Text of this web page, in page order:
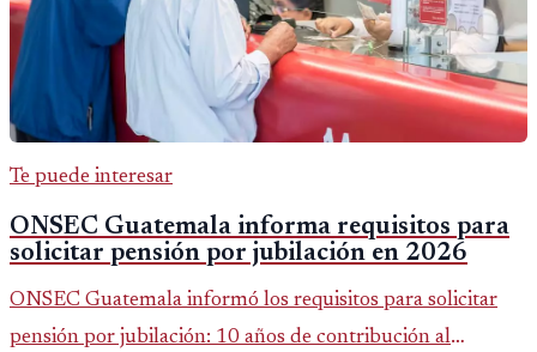
Te puede interesar
ONSEC Guatemala informa requisitos para
solicitar pensión por jubilación en 2026
ONSEC Guatemala informó los requisitos para solicitar
pensión por jubilación: 10 años de contribución al